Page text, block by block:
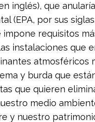
inglés), que
(EPA, por sus
requisitos
instalaciones que
atmosféricos
y burda que
que quieren
medio
y nuestro